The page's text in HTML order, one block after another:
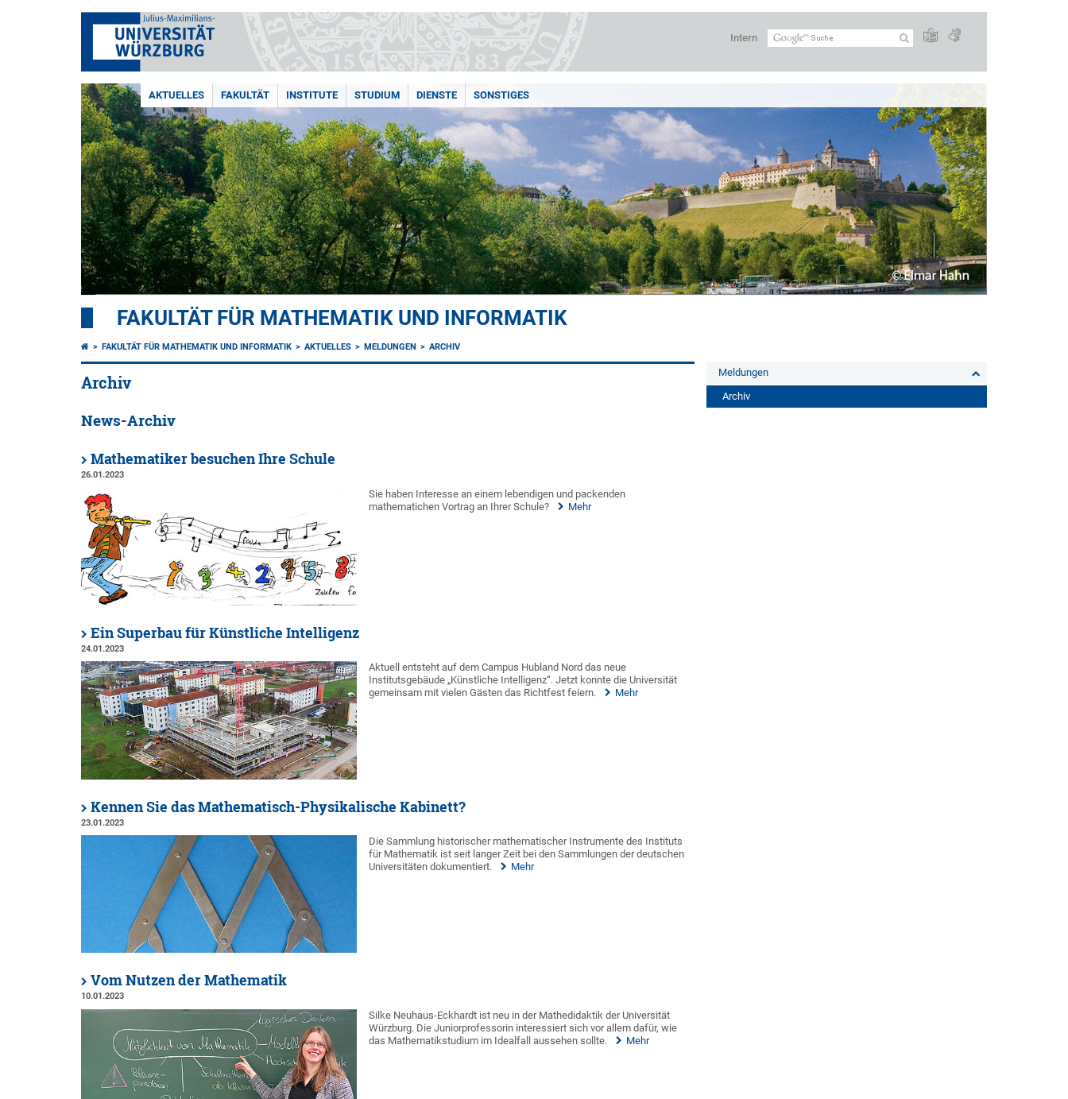
Intern
AKTUELLES FAKULTÄT INSTITUTE STUDIUM DIENSTE SONSTIGES
FAKULTÄT FÜR MATHEMATIK UND INFORMATIK
FAKULTÄT FÜR MATHEMATIK UND INFORMATIK AKTUELLES MELDUNGEN ARCHIV
Archiv
News-Archiv
Mathematiker besuchen Ihre Schule
26.01.2023
Sie haben Interesse an einem lebendigen und packenden
mathematichen Vortrag an Ihrer Schule?
Mehr
Ein Superbau für Künstliche Intelligenz
24.01.2023
Aktuell entsteht auf dem Campus Hubland Nord das neue
Institutsgebäude „Künstliche Intelligenz“. Jetzt konnte die Universität
gemeinsam mit vielen Gästen das Richtfest feiern.
Mehr
Kennen Sie das Mathematisch-Physikalische Kabinett?
23.01.2023
Die Sammlung historischer mathematischer Instrumente des Instituts
für Mathematik ist seit langer Zeit bei den Sammlungen der deutschen
Universitäten dokumentiert.
Mehr
Vom Nutzen der Mathematik
10.01.2023
Silke Neuhaus-Eckhardt ist neu in der Mathedidaktik der Universität
Würzburg. Die Juniorprofessorin interessiert sich vor allem dafür, wie
das Mathematikstudium im Idealfall aussehen sollte.
Mehr
Meldungen
Archiv